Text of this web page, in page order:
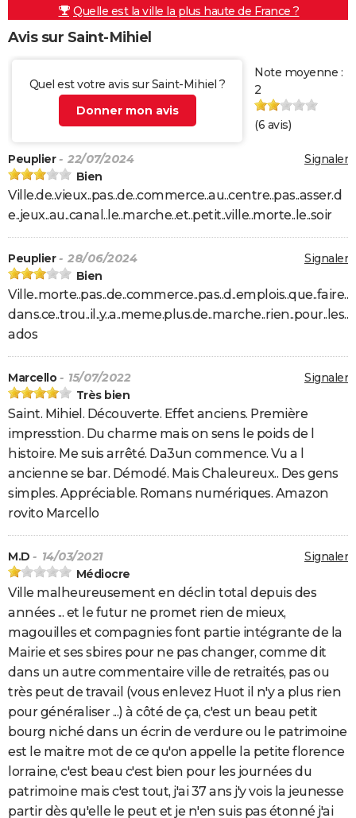
Quelle est la ville la plus haute de France ?
Avis sur Saint-Mihiel
Quel est votre avis sur Saint-Mihiel ?
Donner mon avis
Note moyenne :
2
(6 avis)
Signaler
Peuplier- 22/07/2024
Bien
Ville.de..vieux..pas..de..commerce..au..centre..pas..asser.d
e..jeux..au..canal..le..marche..et..petit..ville..morte..le..soir
Signaler
Peuplier- 28/06/2024
Bien
Ville..morte..pas..de..commerce..pas..d..emplois..que..faire..
dans.ce..trou..il..y..a..meme.plus.de..marche..rien..pour..les..
ados
Signaler
Marcello - 15/07/2022
Très bien
Saint. Mihiel. Découverte. Effet anciens. Première
impresstion. Du charme mais on sens le poids de l
histoire. Me suis arrêté. Da3un commence. Vu a l
ancienne se bar. Démodé. Mais Chaleureux.. Des gens
simples. Appréciable. Romans numériques. Amazon
rovito Marcello
Signaler
M.D - 14/03/2021
Médiocre
Ville malheureusement en déclin total depuis des
années ... et le futur ne promet rien de mieux,
magouilles et compagnies font partie intégrante de la
Mairie et ses sbires pour ne pas changer, comme dit
dans un autre commentaire ville de retraités, pas ou
très peut de travail (vous enlevez Huot il n'y a plus rien
pour généraliser ...) à côté de ça, c'est un beau petit
bourg niché dans un écrin de verdure ou le patrimoine
est le maitre mot de ce qu'on appelle la petite florence
lorraine, c'est beau c'est bien pour les journées du
patrimoine mais c'est tout, j'ai 37 ans j'y vois la jeunesse
partir dès qu'elle le peut et je n'en suis pas étonné j'ai